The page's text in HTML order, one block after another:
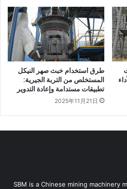
طرق استخدام خبث صهر النيكل
المستخلص من التربة الجيرية:
تطبيقات مستدامة وإعادة التدوير
2025年11月21日
SBM is a Chinese mining machinery